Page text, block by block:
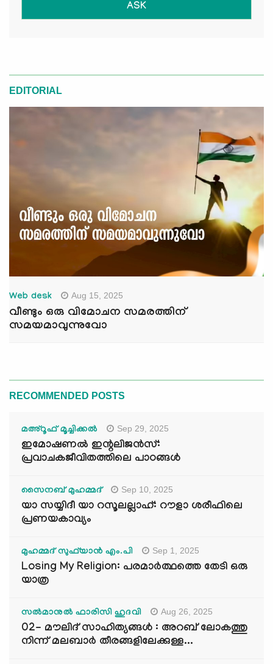
ASK
EDITORIAL
Web desk Aug 15, 2025
വീണ്ടും ഒരു വിമോചന സമരത്തിന്
സമയമാവുന്നുവോ
RECOMMENDED POSTS
മഅ്റൂഫ് മൂച്ചിക്കല്‍ Sep 29, 2025
ഇമോഷണൽ ഇന്റലിജൻസ്:
പ്രവാചകജീവിതത്തിലെ പാഠങ്ങൾ
സൈനബ് മുഹമ്മദ് Sep 10, 2025
യാ സയ്യിദീ യാ റസൂലല്ലാഹ്: റൗളാ ശരീഫിലെ
പ്രണയകാവ്യം
മുഹമ്മദ് സുഫ്‌യാൻ എം.പി Sep 1, 2025
Losing My Religion: പരമാർത്ഥത്തെ തേടി ഒരു
യാത്ര
സൽമാനുൽ ഫാരിസി ഹുദവി Aug 26, 2025
02- മൗലിദ് സാഹിത്യങ്ങൾ : അറബ് ലോകത്തു
നിന്ന് മലബാർ തീരങ്ങളിലേക്കുള്ള...